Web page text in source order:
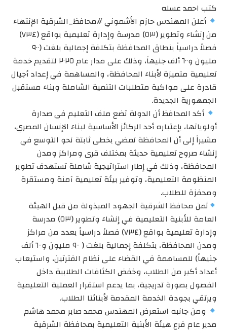
كتب احمد عسله
أعلن المهندس حازم الأشموني #محافظ_الشرقية الإنتهاء
من إنشاء وتطوير (٥٣) مدرسة وإدارة تعليمية بواقع (٧٣٤)
فصلاً دراسياً بنطاق المحافظة بتكلفة إجمالية بلغت (٩٠٠
مليون و٦٠٠ ألف جنيهاً، وذلك على مدار عام ٢٠٢٥ لتقديم خدمة
تعليمية متميزة لأبناء المحافظة، والمساهمة في إعداد أجيال
قادرة على مواكبة متطلبات التنمية الشاملة وبناء مستقبل
الجمهورية الجديدة.
أكد المحافظ أن الدولة تضع ملف التعليم في صدارة
أولوياتها، بإعتباره أحد الركائز الأساسية لبناء الإنسان المصري،
مشيراً إلى أن المحافظة تمضي بخطى ثابتة نحو التوسع في
إنشاء صروح تعليمية حديثة بمختلف قرى ومراكز ومدن
المحافظة، وذلك في إطار استراتيجية شاملة تستهدف تطوير
المنظومة التعليمية، وتوفير بيئة تعليمية آمنة ومستقرة
ومحفزة للطلاب.
ثمن محافظ الشرقية الجهود المبذولة من قبل الهيئة
العامة للأبنية التعليمية في إنشاء وتطوير (٥٣) مدرسة
وإدارة تعليمية بواقع (٧٣٤) فصلاً دراسياً بعدد من مراكز
ومدن المحافظة، بتكلفة إجمالية بلغت ( ٩٠٠ مليون و٦٠٠ ألف
جنيهاً) للمساهمة في القضاء على نظام الفترتين، واستيعاب
أعداد أكبر من الطلاب، وخفض الكثافات الطلابية داخل
الفصول بصورة تدريجية، بما يدعم استقرار العملية التعليمية
ويرتقي بجودة الخدمة المقدمة لأبنائنا الطلاب.
ومن جانبه استعرض المهندس محمد صابر محمد هاشم
مدير عام فرع هيئة الأبنية التعليمية بمحافظة الشرقية